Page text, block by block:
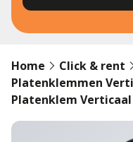
Home Click & rent
Platenklemmen
Platenklem Verticaal